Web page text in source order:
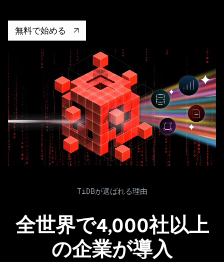
ニュース
キャリア
パートナー
お問い合わせ
無料で始める
TiDBが選ばれる理由
全世界で4,000社以上
の企業が導入